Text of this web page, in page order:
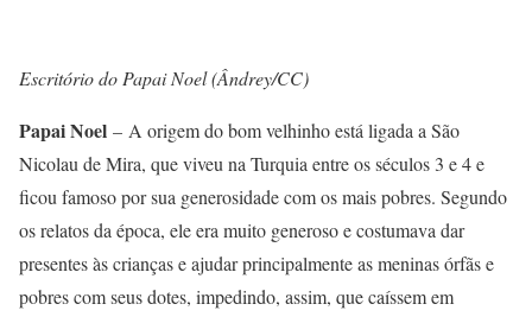
Escritório do Papai Noel (Ândrey/CC)
Papai Noel – A origem do bom velhinho está ligada a São
Nicolau de Mira, que viveu na Turquia entre os séculos 3 e 4 e
ficou famoso por sua generosidade com os mais pobres. Segundo
os relatos da época, ele era muito generoso e costumava dar
presentes às crianças e ajudar principalmente as meninas órfãs e
pobres com seus dotes, impedindo, assim, que caíssem em